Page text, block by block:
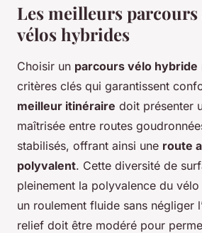
Les meilleurs parcours
vélos hybrides
Choisir un parcours vélo hybride
critères clés qui garantissent
meilleur itinéraire doit présenter
maîtrisée entre routes
stabilisés, offrant ainsi une route
polyvalent. Cette diversité de
pleinement la polyvalence du
un roulement fluide sans négliger
relief doit être modéré pour